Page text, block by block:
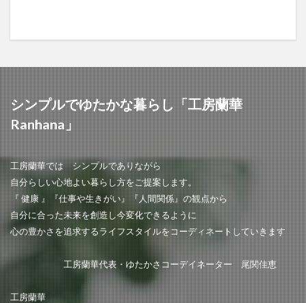
シンプルでゆたかな暮らし「工房蘭華
Ranhana」
工房蘭華では シンプルでありながら
自分らしい心地よい暮らし方をご提案します。
『 健康 』『仕事や生きがい』『人間関係』の観点から
自分に合った未来を創造し今変化できるように
心の豊かさを追求するライフスタイルをコーディネートしていきます
工房蘭華代表・ゆたかさコーデイネーター 尾関佳恵
工房蘭華